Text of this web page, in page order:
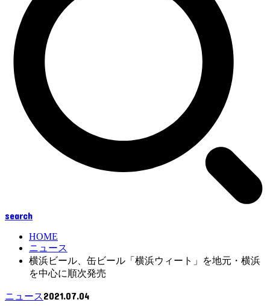
search
HOME
ニュース
横浜ビール、缶ビール「横浜ウィート」を地元・横浜
を中心に順次発売
ニュース2021.07.04